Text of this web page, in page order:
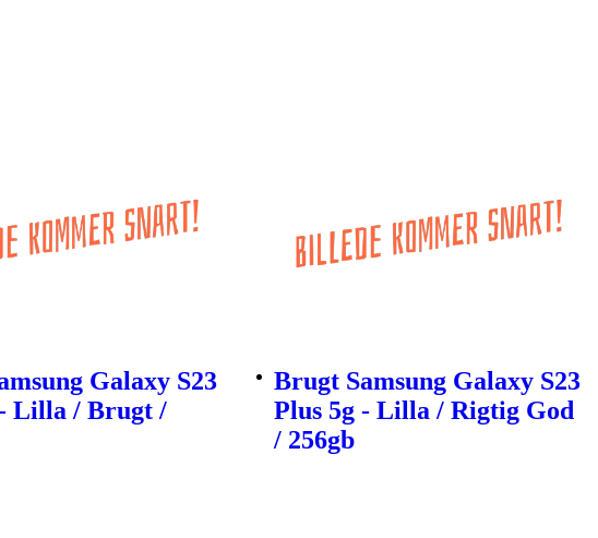
Galaxy S23
Lilla / Brugt /
Brugt Samsung Galaxy S23
Plus 5g - Lilla / Rigtig God
/ 256gb